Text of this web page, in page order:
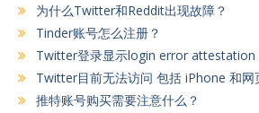
为什么Twitter和Reddit出现故障？
Tinder账号怎么注册？
Twitter登录显示login error attestation
Twitter目前无法访问 包括 iPhone 和网
推特账号购买需要注意什么？